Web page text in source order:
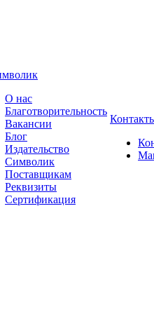
О нас
Благотворительность
Вакансии
Блог
Издательство
Символик
Поставщикам
Реквизиты
Сертификация